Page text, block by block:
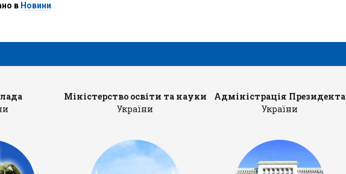
в Новини
Міністерство освіти та науки
України
Адміністрація Президента
України